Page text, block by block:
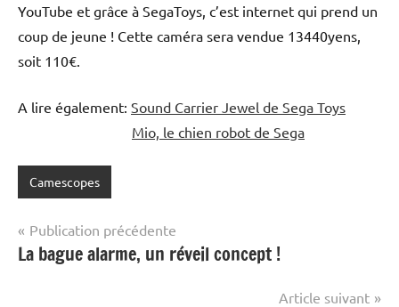
YouTube et grâce à SegaToys, c’est internet qui prend un
coup de jeune ! Cette caméra sera vendue 13440yens,
soit 110€.
A lire également: Sound Carrier Jewel de Sega Toys
Mio, le chien robot de Sega
Camescopes
Navigation
de
Publication précédente
La bague alarme, un réveil concept !
Article suivant